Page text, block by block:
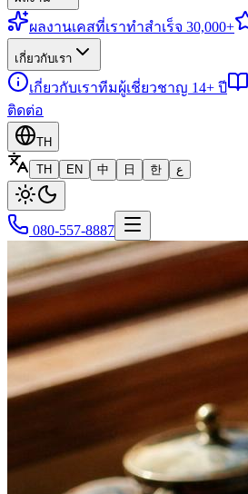
ผลงานเคสที่เราทำสำเร็จ 30,000+
เกี่ยวกับเรา
เกี่ยวกับเราทีมผู้เชี่ยวชาญ 14+ ปี
ติดต่อ
TH
TH
EN 中 日 한 ع
080-557-8887